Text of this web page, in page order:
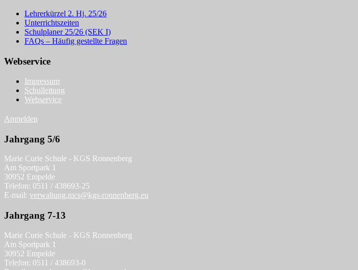
Lehrerkürzel 2. Hj. 25/26
Unterrichtszeiten
Schulplaner 25/26 (SEK I)
FAQs – Häufig gestellte Fragen
Webservice
Impressum
Schulleitung
Webservice
Anmelden
Jahrgang 5/6
Marie Curie Schule - KGS Ronnenberg
Am Sportpark 1
30952 Empelde
Telefon: 0511 / 438693-25
E-mail: verwaltung.mcs@kgs-ronnenberg.eu
Jahrgang 7-13
Marie Curie Schule - KGS Ronnenberg
Am Sportpark 1
30952 Empelde
Telefon: 0511 / 438693-0